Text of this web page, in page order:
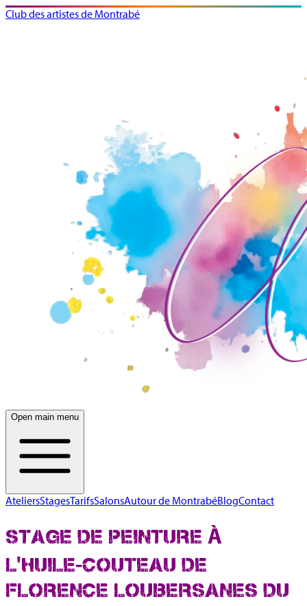
Club des artistes de Montrabé
Open main menu
AteliersStagesTarifsSalonsAutour de MontrabéBlogContact
STAGE DE PEINTURE À
L'HUILE-COUTEAU DE
FLORENCE LOUBERSANES DU